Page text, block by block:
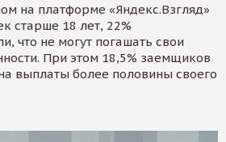
на платформе «Яндекс.Взгляд»
старше 18 лет, 22%
что не могут погашать свои
При этом 18,5% заемщиков
выплаты более половины своего